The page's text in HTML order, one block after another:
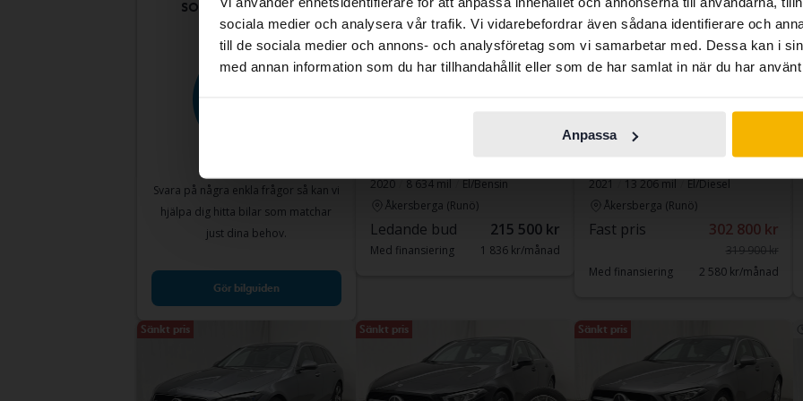
sociala medier och analysera vår trafik. Vi vidarebefordrar även sådana identifierare och
till de sociala medier och annons- och analysföretag som vi samarbetar med. Dessa kan i
med annan information som du har tillhandahållit eller som de har samlat in när du har
Anpassa
som passar dig?
Svara på några enkla frågor så kan vi
hjälpa dig hitta bilar som matchar
just dina behov.
Gör bilguiden
2020
8 634 mil
El/Bensin
Åkersberga (Runö)
Ledande bud 215 500 kr
Med finansiering 1 836 kr/månad
Mercedes E-Klass
2021
13 206 mil
El/Diesel
Åkersberga (Runö)
Fast pris 302 800 kr
319 900 kr
Med finansiering
2 580 kr/månad
Sänkt pris Sänkt pris Sänkt pris
contains all the same vehicles and services.
Continue in